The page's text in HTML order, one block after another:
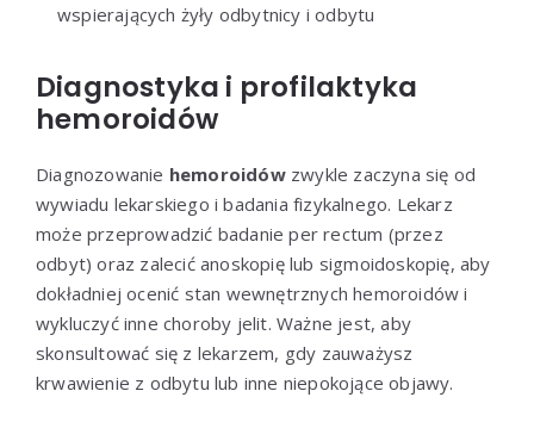
wspierających żyły odbytnicy i odbytu
Diagnostyka i profilaktyka
hemoroidów
Diagnozowanie hemoroidówzwykle zaczyna się od
wywiadu lekarskiego i badania fizykalnego. Lekarz
może przeprowadzić badanie per rectum (przez
odbyt) oraz zalecić anoskopię lub sigmoidoskopię, aby
dokładniej ocenić stan wewnętrznych hemoroidów i
wykluczyć inne choroby jelit. Ważne jest, aby
skonsultować się z lekarzem, gdy zauważysz
krwawienie z odbytu lub inne niepokojące objawy.